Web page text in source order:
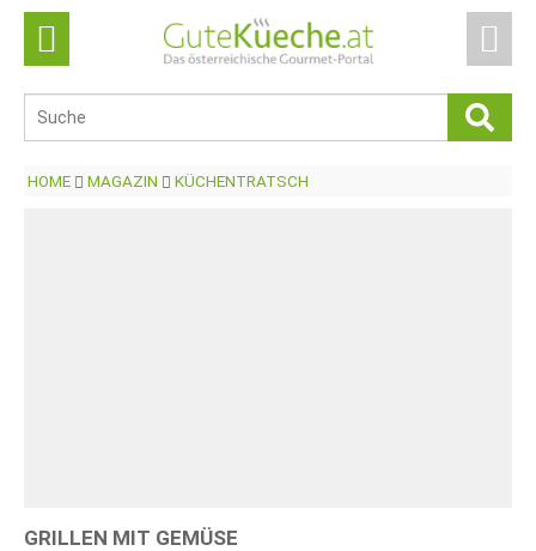
HOME MAGAZIN KÜCHENTRATSCH
GRILLEN MIT GEMÜSE